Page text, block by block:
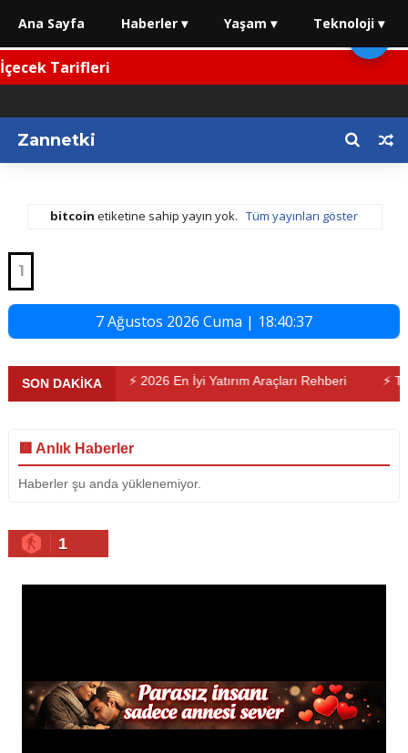
Tarifleri
Zannetki
bitcoin etiketine sahip yayın yok. Tüm yayınları göster
1
7 Ağustos 2026 Cuma | 18:40:38
SON DAKİKA
Durum ⚡ 2026 En İyi Yatırım Araçları Rehberi ⚡
🟥 Anlık Haberler
Haberler şu anda yüklenemiyor.
1
Ana Sayfa Haberler ▾ Yaşam ▾ Teknoloji ▾